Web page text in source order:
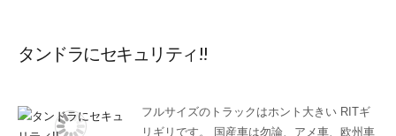
タンドラにセキュリティ!!
フルサイズのトラックはホント大きい RITギ
リギリです。 国産車は勿論、アメ車、欧州車